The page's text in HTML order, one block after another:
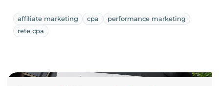
affiliate marketing cpa
performance marketing
rete cpa